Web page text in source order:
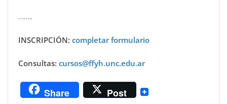
……..
INSCRIPCIÓN: completar formulario
Consultas: cursos@ffyh.unc.edu.ar
Share Post